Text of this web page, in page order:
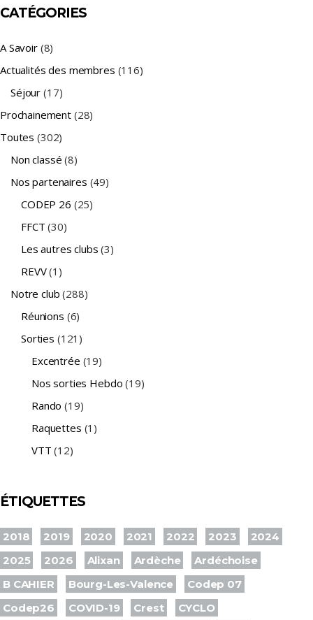
CATÉGORIES
A Savoir(8)
Actualités des membres (116)
Séjour (17)
Prochainement (28)
Toutes (302)
Non classé (8)
Nos partenaires (49)
CODEP 26 (25)
FFCT (30)
Les autres clubs (3)
REVV(1)
Notre club (288)
Réunions (6)
Sorties (121)
Excentrée (19)
Nos sorties Hebdo (19)
Rando (19)
Raquettes (1)
VTT (12)
ÉTIQUETTES
2018 2019 2020 2021 2022 2023
2024
2025
2026 Alixan Ardèche
Ardéchoise
B CAHIER
Bourg-Les-Valence
Codep 07
Codep26
COVID-19 Crest
CYCLO